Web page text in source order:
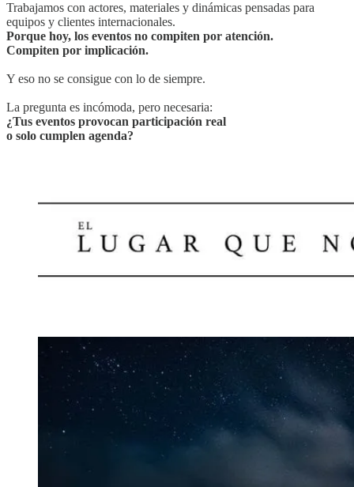
Trabajamos con actores, materiales y dinámicas pensadas para
equipos y clientes internacionales.
Porque hoy, los eventos no compiten por atención.
Compiten por implicación.
Y eso no se consigue con lo de siempre.
La pregunta es incómoda, pero necesaria:
¿Tus eventos provocan participación real
o solo cumplen agenda?